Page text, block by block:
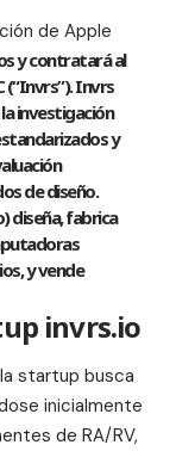
de Apple
y contratará al
(“Invrs”). Invrs
investigación
y
de diseño.
diseña, fabrica
y vende
invrs.io
startup busca
inicialmente
de RA/RV,